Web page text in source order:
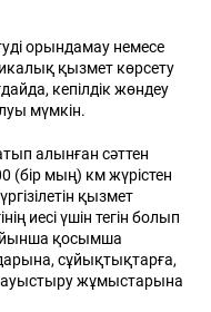
орындамау немесе
қызмет көрсету
кепілдік жөндеу
мүмкін.
алынған сәттен
(бір мың) км жүрістен
қызмет
иесі үшін тегін болып
қосымша
сұйықтықтарға,
жұмыстарына